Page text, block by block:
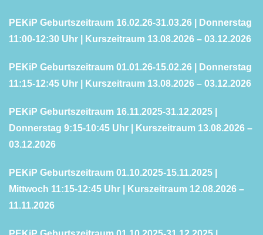
PEKiP Geburtszeitraum 16.02.26-31.03.26 | Donnerstag
11:00-12:30 Uhr | Kurszeitraum 13.08.2026 – 03.12.2026
PEKiP Geburtszeitraum 01.01.26-15.02.26 | Donnerstag
11:15-12:45 Uhr | Kurszeitraum 13.08.2026 – 03.12.2026
PEKiP Geburtszeitraum 16.11.2025-31.12.2025 |
Donnerstag 9:15-10:45 Uhr | Kurszeitraum 13.08.2026 –
03.12.2026
PEKiP Geburtszeitraum 01.10.2025-15.11.2025 |
Mittwoch 11:15-12:45 Uhr | Kurszeitraum 12.08.2026 –
11.11.2026